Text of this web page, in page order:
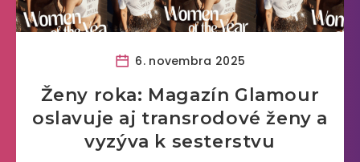
6. novembra 2025
Ženy roka: Magazín Glamour
oslavuje aj transrodové ženy a
vyzýva k sesterstvu